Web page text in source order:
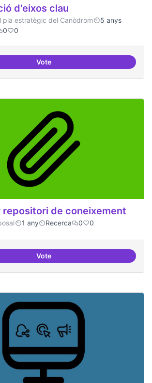
d'eixos clau
pla estratègic del Canòdrom
5 anys
0 0
VoteConsolidació d'eixos clau
repositori de coneixement
1 any Recerca 0 0
VoteConnectar repositori de